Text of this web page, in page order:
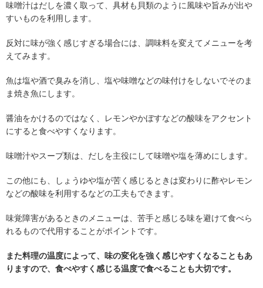
味噌汁はだしを濃く取って、具材も貝類のように風味や旨みが出や
すいものを利用します。
反対に味が強く感じすぎる場合には、調味料を変えてメニューを考
えてみます。
魚は塩や酒で臭みを消し、塩や味噌などの味付けをしないでそのま
ま焼き魚にします。
醤油をかけるのではなく、レモンやかぼすなどの酸味をアクセント
にすると食べやすくなります。
味噌汁やスープ類は、だしを主役にして味噌や塩を薄めにします。
この他にも、しょうゆや塩が苦く感じるときは変わりに酢やレモン
などの酸味を利用するなどの工夫もできます。
味覚障害があるときのメニューは、苦手と感じる味を避けて食べら
れるもので代用することがポイントです。
また料理の温度によって、味の変化を強く感じやすくなることもあ
りますので、食べやすく感じる温度で食べることも大切です。